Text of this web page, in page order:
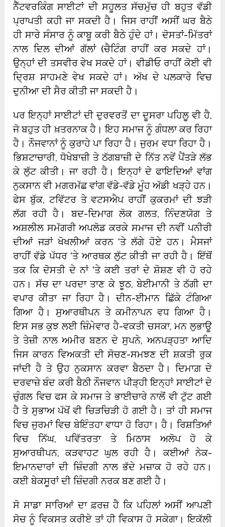
ਨੈੱਟਵਰਕਿੰਗ ਸਾਈਟਾਂ ਦੀ ਸਹੂਲਤ ਸੱਚਮੁੱਚ ਹੀ ਬਹੁਤ ਵੱਡੀ
ਪ੍ਰਾਪਤੀ ਕਹੀ ਜਾ ਸਕਦੀ ਹੈ। ਜਿਸ ਰਾਹੀਂ ਅਸੀਂ ਘਰ ਬੈਠੇ
ਹੀ ਸਾਰੇ ਸੰਸਾਰ ਨੂੰ ਕਾਬੂ ਕਰੀ ਬੈਠੇ ਹੁੰਦੇ ਹਾਂ। ਦੋਸਤਾਂ-ਮਿੱਤਰਾਂ
ਨਾਲ ਦਿਲ ਦੀਆਂ ਗੱਲਾਂ (ਚੈਟਿੰਗ ਰਾਹੀਂ ਕਰ ਸਕਦੇ ਹਾਂ।
ਉਨ੍ਹਾਂ ਦੀ ਤਸਵੀਰ ਵੇਖ ਸਕਦੇ ਹਾਂ। ਵੀਡੀਓ ਰਾਹੀਂ ਕੋਈ ਵੀ
ਦ੍ਰਿਸ਼ ਸਾਹਮਣੇ ਵੇਖ ਸਕਦੇ ਹਾਂ। ਅੱਖ ਦੇ ਪਲਕਾਰੇ ਵਿਚ
ਦੁਨੀਆ ਦੀ ਸੈਰ ਕੀਤੀ ਜਾ ਸਕਦੀ ਹੈ।
ਪਰ ਇਨ੍ਹਾਂ ਸਾਈਟਾਂ ਦੀ ਦੁਰਵਰਤੋਂ ਦਾ ਦੂਸਰਾ ਪਹਿਲੂ ਵੀ ਹੈ,
ਜੋ ਬਹੁਤ ਹੀ ਖ਼ਤਰਨਾਕ ਹੈ। ਇਹ ਸਮਾਜ ਨੂੰ ਗੰਧਲਾ ਕਰ ਰਿਹਾ
ਹੈ। ਨੌਜਵਾਨਾਂ ਨੂੰ ਕੁਰਾਹੇ ਪਾ ਰਿਹਾ ਹੈ। ਜੁਰਮ ਵਧਾ ਰਿਹਾ ਹੈ।
ਭਿਸ਼ਟਾਚਾਰੀ, ਧੋਖੇਬਾਜ਼ੀ ਤੇ ਠੱਗਬਾਜ਼ੀ ਦੇ ਨਿੱਤ ਨਵੇਂ ਪੈਂਤੜੇ ਲੱਭ
ਕੇ ਲੁੱਟ ਕੀਤੀ। ਜਾ ਰਹੀ ਹੈ। ਇਨ੍ਹਾਂ ਦੇ ਫਾਇਦਿਆਂ ਵਾਂਗ
ਨੁਕਸਾਨ ਵੀ ਮਗਰਮੱਛ ਵਾਂਗ ਵੱਡੇ-ਵੱਡੇ ਮੂੰਹ ਅੱਡੀ ਖੜ੍ਹੇ ਹਨ।
ਫੇਸ ਬੁੱਕ, ਟਵਿੱਟਰ ਤੇ ਵਟਸਐਪ ਰਾਹੀਂ ਕੁਕਰਮਾਂ ਦੀ ਝੜੀ
ਲੱਗ ਰਹੀ ਹੈ। ਬਦ-ਦਿਮਾਗ ਲੋਕ ਗਲਤ, ਨਿੰਦਣਯੋਗ ਤੇ
ਅਸ਼ਲੀਲ ਸਮੱਗਰੀ ਅਪਲੋਡ ਕਰਕੇ ਸਮਾਜ ਦੀ ਨਵੀਂ ਪਨੀਰੀ
ਦੀਆਂ ਜੜਾਂ ਖੋਖਲੀਆਂ ਕਰਨ ‘ਤੇ ਲੱਗੇ ਹੋਏ ਹਨ। ਮੈਸਜਾਂ
ਰਾਹੀਂ ਵੱਡੇ ਪੱਧਰ ‘ਤੇ ਆਰਥਕ ਲੁੱਟ ਕੀਤੀ ਜਾ ਰਹੀ ਹੈ। ਇੱਥੋਂ
ਤਕ ਕਿ ਦੋਸਤੀ ਦੇ ਨਾਂ ‘ਤੇ ਕਈ ਤਰਾਂ ਦੇ ਸ਼ੋਸ਼ਣ ਵੀ ਹੋ ਰਹੇ
ਹਨ। ਸੱਚ ਦਾ ਪਰਦਾ ਤਾਣ ਕੇ ਝੂਠ, ਬੇਈਮਾਨੀ ਤੇ ਠੱਗੀ ਦਾ
ਵਪਾਰ ਕੀਤਾ ਜਾ ਰਿਹਾ ਹੈ। ਦੀਨ-ਈਮਾਨ ਛਿੱਕੇ ਟੰਗਿਆ
ਗਿਆ ਹੈ। ਸੁਆਰਥੀਪਨ ਤੇ ਕਮੀਨਾਪਨ ਵਧ ਗਿਆ ਹੈ।
ਇਸ ਸਭ ਕੁਝ ਲਈ ਜ਼ਿੰਮੇਵਾਰ ਹੈ-ਵਕਤੀ ਚਸਕਾ, ਮਨ ਲੁਭਾਊ
ਤੇ ਤੇਜ਼ੀ ਨਾਲ ਅਮੀਰ ਬਣਨ ਦੇ ਸੁਪਨੇ, ਅਨਪੜ੍ਹਤਾ ਆਦਿ
ਜਿਸ ਕਾਰਨ ਵਿਅਕਤੀ ਦੀ ਸੋਚਣ-ਸਮਝਣ ਦੀ ਸ਼ਕਤੀ ਰੁਕ
ਜਾਂਦੀ ਹੈ ਤੇ ਉਹ ਨੁਕਸਾਨ ਕਰਵਾ ਬੈਠਦਾ ਹੈ। ਦਿਮਾਗ਼ ਦੇ
ਦਰਵਾਜ਼ੇ ਬੰਦ ਕਰੀ ਬੈਠੀ ਨੌਜਵਾਨ ਪੀੜ੍ਹੀ ਇਨ੍ਹਾਂ ਸਾਈਟਾਂ ਦੇ
ਚੁੰਗਲ ਵਿਚ ਫਸ ਕੇ ਸਮਾਜ ਤੇ ਭਾਈਚਾਰੇ ਨਾਲੋਂ ਵੀ ਟੁੱਟ ਗਈ
ਹੈ ਤੇ ਸੁਭਾਅ ਪੱਖੋਂ ਵੀ ਚਿੜਚਿੜੀ ਹੋ ਗਈ ਹੈ। ਤਾਂ ਹੀ ਸਮਾਜ
ਵਿਚ ਜੁਰਮਾਂ ਵਿਚ ਬੇਇੰਤਹਾ ਵਾਧਾ ਹੋ ਰਿਹਾ। ਹੈ। ਰਿਸ਼ਤਿਆਂ
ਵਿਚ ਨਿੱਘ, ਪਵਿੱਤਰਤਾ ਤੇ ਮਿਠਾਸ ਅਲੋਪ ਹੋ ਕੇ
ਸੁਆਰਥੀਪਨ, ਕੜਵਾਹਟ ਘੁਲ ਰਹੀ ਹੈ। ਕਈਆਂ ਨੇਕ-
ਇਮਾਨਦਾਰਾਂ ਦੀ ਜ਼ਿੰਦਗੀ ਨਾਲ ਭੱਦੇ ਮਜ਼ਾਕ ਹੋ ਰਹੇ ਹਨ।
ਕਈ ਬੇਕਸੂਰਾਂ ਦੀ ਜ਼ਿੰਦਗੀ ਨਰਕ ਬਣ ਗਈ ਹੈ।
ਸੋ ਸਾਡਾ ਸਾਰਿਆਂ ਦਾ ਫ਼ਰਜ਼ ਹੈ ਕਿ ਪਹਿਲਾਂ ਅਸੀਂ ਆਪਣੀ
ਸੋਚ ਨੂੰ ਵਿਕਸਤ ਕਰੀਏ ਤਾਂ ਹੀ ਵਿਕਾਸ ਹੋ ਸਕੇਗਾ। ਇਕੱਲੀ